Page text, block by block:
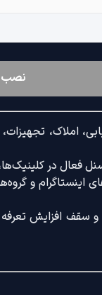
نصب
املاک،
فعال در کلینیک‌ها،
و